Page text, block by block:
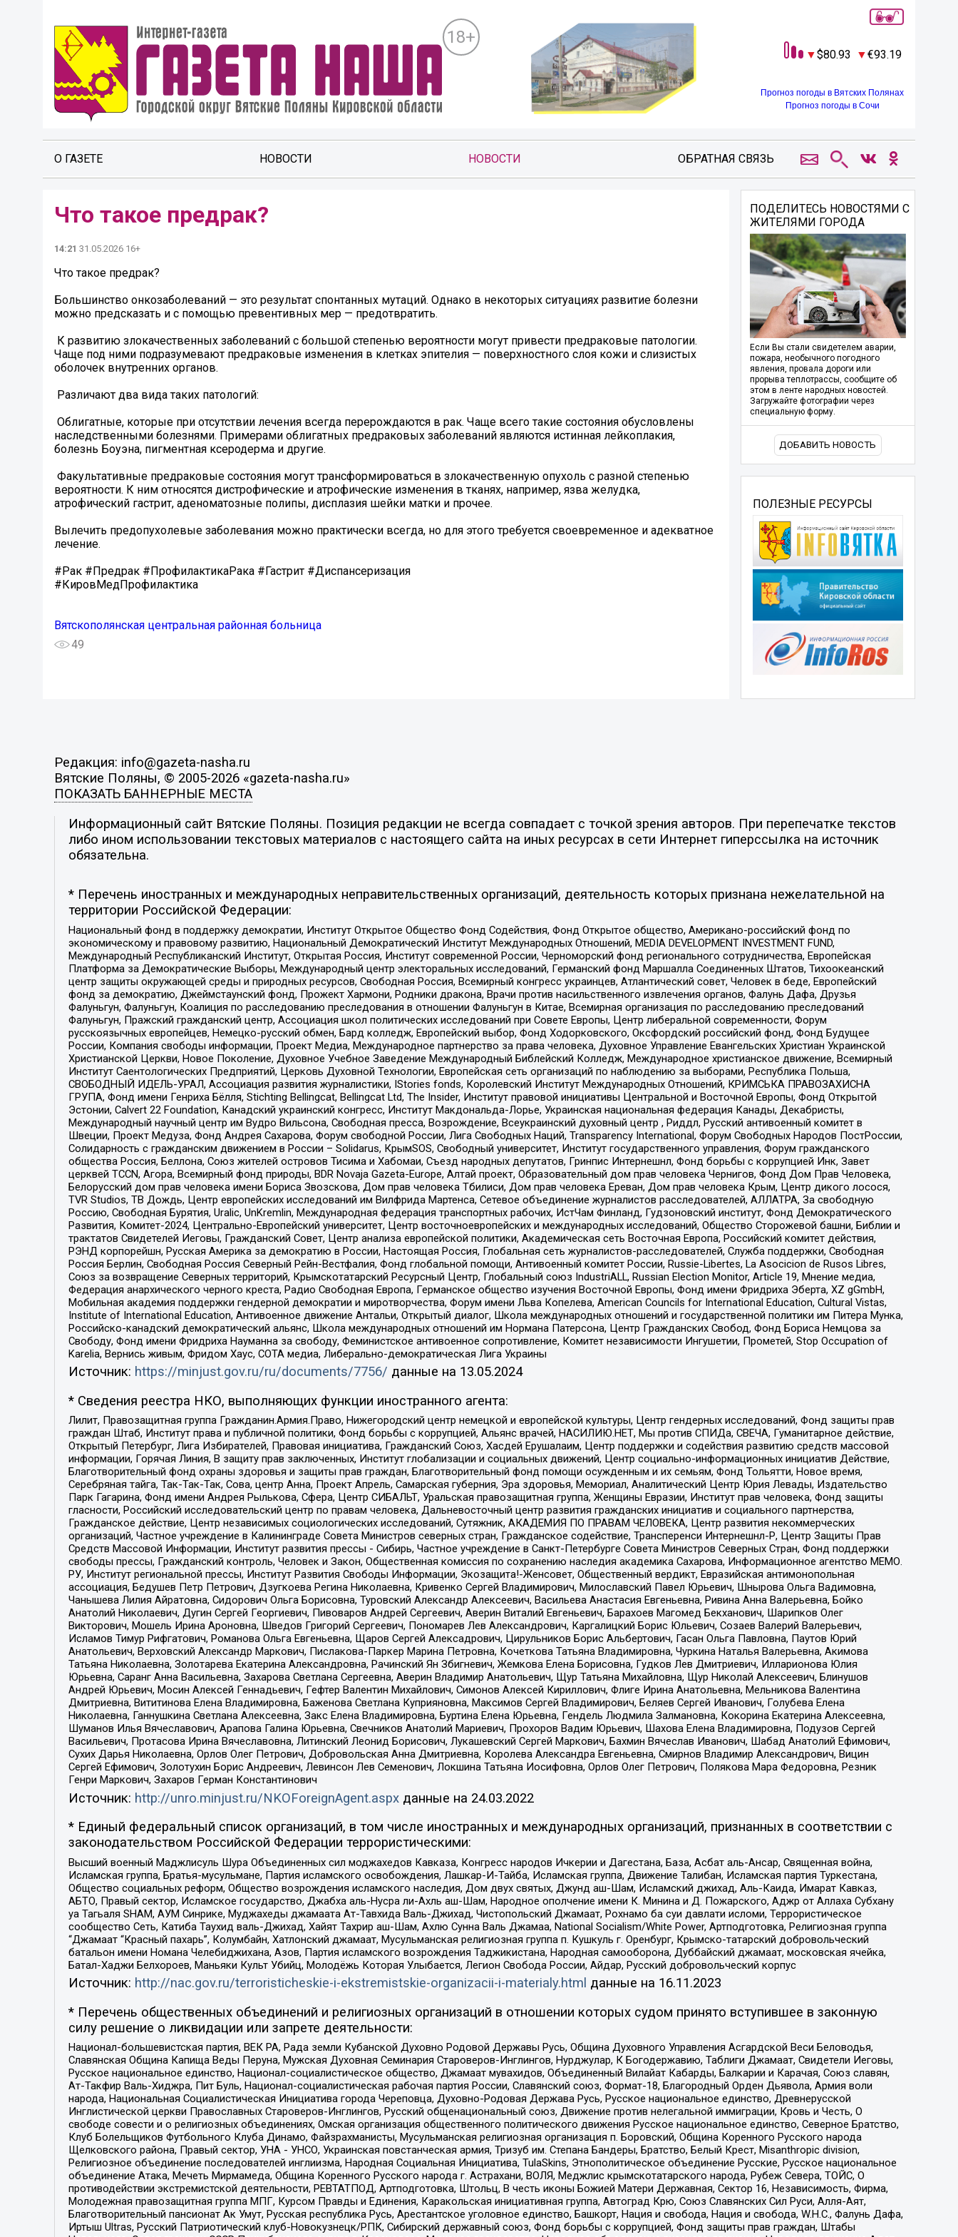
18+
80.93 93.19
Прогноз погоды в Вятских Полянах
Прогноз погоды в Сочи
О ГАЗЕТЕ НОВОСТИ НОВОСТИ ОБРАТНАЯ СВЯЗЬ
Что такое предрак?
14:21 31.05.2026 16+
Что такое предрак?
Большинство онкозаболеваний — это результат спонтанных мутаций. Однако в некоторых ситуациях развитие болезни
можно предсказать и с помощью превентивных мер — предотвратить.
️ К развитию злокачественных заболеваний с большой степенью вероятности могут привести предраковые патологии.
Чаще под ними подразумевают предраковые изменения в клетках эпителия — поверхностного слоя кожи и слизистых
оболочек внутренних органов.
️ Различают два вида таких патологий:
️ Облигатные, которые при отсутствии лечения всегда перерождаются в рак. Чаще всего такие состояния обусловлены
наследственными болезнями. Примерами облигатных предраковых заболеваний являются истинная лейкоплакия,
болезнь Боуэна, пигментная ксеродерма и другие.
️ Факультативные предраковые состояния могут трансформироваться в злокачественную опухоль с разной степенью
вероятности. К ним относятся дистрофические и атрофические изменения в тканях, например, язва желудка,
атрофический гастрит, аденоматозные полипы, дисплазия шейки матки и прочее.
Вылечить предопухолевые заболевания можно практически всегда, но для этого требуется своевременное и адекватное
лечение.
#Рак #Предрак #ПрофилактикаРака #Гастрит #Диспансеризация
#КировМедПрофилактика
Вятскополянская центральная районная больница
49
ПОДЕЛИТЕСЬ НОВОСТЯМИ С
ЖИТЕЛЯМИ ГОРОДА
Если Вы стали свидетелем аварии,
пожара, необычного погодного
явления, провала дороги или
прорыва теплотрассы, сообщите об
этом в ленте народных новостей.
Загружайте фотографии через
специальную форму.
ДОБАВИТЬ НОВОСТЬ
ПОЛЕЗНЫЕ РЕСУРСЫ
Редакция: info@gazeta-nasha.ru
Вятские Поляны, © 2005-2026 «gazeta-nasha.ru»
ПОКАЗАТЬ БАННЕРНЫЕ МЕСТА
Информационный сайт Вятские Поляны. Позиция редакции не всегда совпадает с точкой зрения авторов. При перепечатке текстов
либо ином использовании текстовых материалов с настоящего сайта на иных ресурсах в сети Интернет гиперссылка на источник
обязательна.
* Перечень иностранных и международных неправительственных организаций, деятельность которых признана нежелательной на
территории Российской Федерации:
Национальный фонд в поддержку демократии, Институт Открытое Общество Фонд Содействия, Фонд Открытое общество, Американо-российский фонд по
экономическому и правовому развитию, Национальный Демократический Институт Международных Отношений, MEDIA DEVELOPMENT INVESTMENT FUND,
Международный Республиканский Институт, Открытая Россия, Институт современной России, Черноморский фонд регионального сотрудничества, Европейская
Платформа за Демократические Выборы, Международный центр электоральных исследований, Германский фонд Маршалла Соединенных Штатов, Тихоокеанский
центр защиты окружающей среды и природных ресурсов, Свободная Россия, Всемирный конгресс украинцев, Атлантический совет, Человек в беде, Европейский
фонд за демократию, Джеймстаунский фонд, Прожект Хармони, Родники дракона, Врачи против насильственного извлечения органов, Фалунь Дафа, Друзья
Фалуньгун, Фалуньгун, Коалиция по расследованию преследования в отношении Фалуньгун в Китае, Всемирная организация по расследованию преследований
Фалуньгун, Пражский гражданский центр, Ассоциация школ политических исследований при Совете Европы, Центр либеральной современности, Форум
русскоязычных европейцев, Немецко-русский обмен, Бард колледж, Европейский выбор, Фонд Ходорковского, Оксфордский российский фонд, Фонд Будущее
России, Компания свободы информации, Проект Медиа, Международное партнерство за права человека, Духовное Управление Евангельских Христиан Украинской
Христианской Церкви, Новое Поколение, Духовное Учебное Заведение Международный Библейский Колледж, Международное христианское движение, Всемирный
Институт Саентологических Предприятий, Церковь Духовной Технологии, Европейская сеть организаций по наблюдению за выборами, Республика Польша,
СВОБОДНЫЙ ИДЕЛЬ-УРАЛ, Ассоциация развития журналистики, IStories fonds, Королевский Институт Международных Отношений, КРИМСЬКА ПРАВОЗАХИСНА
ГРУПА, Фонд имени Генриха Бёлля, Stichting Bellingcat, Bellingcat Ltd, The Insider, Институт правовой инициативы Центральной и Восточной Европы, Фонд Открытой
Эстонии, Calvert 22 Foundation, Канадский украинский конгресс, Институт Макдональда-Лорье, Украинская национальная федерация Канады, Декабристы,
Международный научный центр им Вудро Вильсона, Свободная пресса, Возрождение, Всеукраинский духовный центр , Риддл, Русский антивоенный комитет в
Швеции, Проект Медуза, Фонд Андрея Сахарова, Форум свободной России, Лига Свободных Наций, Transparеncy International, Форум Свободных Народов ПостРоссии,
Солидарность с гражданским движением в России – Solidarus, КрымSOS, Свободный университет, Институт государственного управления, Форум гражданского
общества Россия, Беллона, Союз жителей островов Тисима и Хабомаи, Съезд народных депутатов, Гринпис Интернешнл, Фонд борьбы с коррупцией Инк, Завет
церквей TCCN, Агора, Всемирный фонд природы, BDR Novaja Gazeta-Europe, Алтай проект, Образовательный дом прав человека Чернигов, Фонд Дом Прав Человека,
Белорусский дом прав человека имени Бориса Звозскова, Дом прав человека Тбилиси, Дом прав человека Ереван, Дом прав человека Крым, Центр дикого лосося,
TVR Studios, ТВ Дождь, Центр европейских исследований им Вилфрида Мартенса, Сетевое объединение журналистов расследователей, АЛЛАТРА, За свободную
Россию, Свободная Бурятия, Uralic, UnKremlin, Международная федерация транспортных рабочих, ИстЧам Финланд, Гудзоновский институт, Фонд Демократического
Развития, Комитет-2024, Центрально-Европейский университет, Центр восточноевропейских и международных исследований, Общество Сторожевой башни, Библии и
трактатов Свидетелей Иеговы, Гражданский Совет, Центр анализа европейской политики, Академическая сеть Восточная Европа, Российский комитет действия,
РЭНД корпорейшн, Русская Америка за демократию в России, Настоящая Россия, Глобальная сеть журналистов-расследователей, Служба поддержки, Свободная
Россия Берлин, Свободная Россия Северный Рейн-Вестфалия, Фонд глобальной помощи, Антивоенный комитет России, Russie-Libertes, La Asocicion de Rusos Libres,
Союз за возвращение Северных территорий, Крымскотатарский Ресурсный Центр, Глобальный союз IndustriALL, Russian Election Monitor, Article 19, Мнение медиа,
Федерация анархического черного креста, Радио Свободная Европа, Германское общество изучения Восточной Европы, Фонд имени Фридриха Эберта, XZ gGmbH,
Мобильная академия поддержки гендерной демократии и миротворчества, Форум имени Льва Копелева, American Councils for International Education, Cultural Vistas,
Institute of International Education, Антивоенное движение Антальи, Открытый диалог, Школа международных отношений и государственной политики им Питера Мунка,
Российско-канадский демократический альянс, Школа международных отношений им Нормана Патерсона, Центр Гражданских Свобод, Фонд Бориса Немцова за
Свободу, Фонд имени Фридриха Науманна за свободу, Феминистское антивоенное сопротивление, Комитет независимости Ингушетии, Прометей, Stop Occupation of
Karelia, Вернись живым, Фридом Хаус, СОТА медиа, Либерально-демократическая Лига Украины
Источник: https://minjust.gov.ru/ru/documents/7756/ данные на 13.05.2024
* Сведения реестра НКО, выполняющих функции иностранного агента:
Лилит, Правозащитная группа Гражданин.Армия.Право, Нижегородский центр немецкой и европейской культуры, Центр гендерных исследований, Фонд защиты прав
граждан Штаб, Институт права и публичной политики, Фонд борьбы с коррупцией, Альянс врачей, НАСИЛИЮ.НЕТ, Мы против СПИДа, СВЕЧА, Гуманитарное действие,
Открытый Петербург, Лига Избирателей, Правовая инициатива, Гражданский Союз, Хасдей Ерушалаим, Центр поддержки и содействия развитию средств массовой
информации, Горячая Линия, В защиту прав заключенных, Институт глобализации и социальных движений, Центр социально-информационных инициатив Действие,
Благотворительный фонд охраны здоровья и защиты прав граждан, Благотворительный фонд помощи осужденным и их семьям, Фонд Тольятти, Новое время,
Серебряная тайга, Так-Так-Так, Сова, центр Анна, Проект Апрель, Самарская губерния, Эра здоровья, Мемориал, Аналитический Центр Юрия Левады, Издательство
Парк Гагарина, Фонд имени Андрея Рылькова, Сфера, Центр СИБАЛЬТ, Уральская правозащитная группа, Женщины Евразии, Институт прав человека, Фонд защиты
гласности, Российский исследовательский центр по правам человека, Дальневосточный центр развития гражданских инициатив и социального партнерства,
Гражданское действие, Центр независимых социологических исследований, Сутяжник, АКАДЕМИЯ ПО ПРАВАМ ЧЕЛОВЕКА, Центр развития некоммерческих
организаций, Частное учреждение в Калининграде Совета Министров северных стран, Гражданское содействие, Трансперенси Интернешнл-Р, Центр Защиты Прав
Средств Массовой Информации, Институт развития прессы - Сибирь, Частное учреждение в Санкт-Петербурге Совета Министров Северных Стран, Фонд поддержки
свободы прессы, Гражданский контроль, Человек и Закон, Общественная комиссия по сохранению наследия академика Сахарова, Информационное агентство МЕМО.
РУ, Институт региональной прессы, Институт Развития Свободы Информации, Экозащита!-Женсовет, Общественный вердикт, Евразийская антимонопольная
ассоциация, Бедушев Петр Петрович, Дзугкоева Регина Николаевна, Кривенко Сергей Владимирович, Милославский Павел Юрьевич, Шнырова Ольга Вадимовна,
Чанышева Лилия Айратовна, Сидорович Ольга Борисовна, Туровский Александр Алексеевич, Васильева Анастасия Евгеньевна, Ривина Анна Валерьевна, Бойко
Анатолий Николаевич, Дугин Сергей Георгиевич, Пивоваров Андрей Сергеевич, Аверин Виталий Евгеньевич, Барахоев Магомед Бекханович, Шарипков Олег
Викторович, Мошель Ирина Ароновна, Шведов Григорий Сергеевич, Пономарев Лев Александрович, Каргалицкий Борис Юльевич, Созаев Валерий Валерьевич,
Исламов Тимур Рифгатович, Романова Ольга Евгеньевна, Щаров Сергей Алексадрович, Цирульников Борис Альбертович, Гасан Ольга Павловна, Паутов Юрий
Анатольевич, Верховский Александр Маркович, Пислакова-Паркер Марина Петровна, Кочеткова Татьяна Владимировна, Чуркина Наталья Валерьевна, Акимова
Татьяна Николаевна, Золотарева Екатерина Александровна, Рачинский Ян Збигневич, Жемкова Елена Борисовна, Гудков Лев Дмитриевич, Илларионова Юлия
Юрьевна, Саранг Анна Васильевна, Захарова Светлана Сергеевна, Аверин Владимир Анатольевич, Щур Татьяна Михайловна, Щур Николай Алексеевич, Блинушов
Андрей Юрьевич, Мосин Алексей Геннадьевич, Гефтер Валентин Михайлович, Симонов Алексей Кириллович, Флиге Ирина Анатольевна, Мельникова Валентина
Дмитриевна, Вититинова Елена Владимировна, Баженова Светлана Куприяновна, Максимов Сергей Владимирович, Беляев Сергей Иванович, Голубева Елена
Николаевна, Ганнушкина Светлана Алексеевна, Закс Елена Владимировна, Буртина Елена Юрьевна, Гендель Людмила Залмановна, Кокорина Екатерина Алексеевна,
Шуманов Илья Вячеславович, Арапова Галина Юрьевна, Свечников Анатолий Мариевич, Прохоров Вадим Юрьевич, Шахова Елена Владимировна, Подузов Сергей
Васильевич, Протасова Ирина Вячеславовна, Литинский Леонид Борисович, Лукашевский Сергей Маркович, Бахмин Вячеслав Иванович, Шабад Анатолий Ефимович,
Сухих Дарья Николаевна, Орлов Олег Петрович, Добровольская Анна Дмитриевна, Королева Александра Евгеньевна, Смирнов Владимир Александрович, Вицин
Сергей Ефимович, Золотухин Борис Андреевич, Левинсон Лев Семенович, Локшина Татьяна Иосифовна, Орлов Олег Петрович, Полякова Мара Федоровна, Резник
Генри Маркович, Захаров Герман Константинович
Источник: http://unro.minjust.ru/NKOForeignAgent.aspxданные на 24.03.2022
* Единый федеральный список организаций, в том числе иностранных и международных организаций, признанных в соответствии с
законодательством Российской Федерации террористическими:
Высший военный Маджлисуль Шура Объединенных сил моджахедов Кавказа, Конгресс народов Ичкерии и Дагестана, База, Асбат аль-Ансар, Священная война,
Исламская группа, Братья-мусульмане, Партия исламского освобождения, Лашкар-И-Тайба, Исламская группа, Движение Талибан, Исламская партия Туркестана,
Общество социальных реформ, Общество возрождения исламского наследия, Дом двух святых, Джунд аш-Шам, Исламский джихад, Аль-Каида, Имарат Кавказ,
АБТО, Правый сектор, Исламское государство, Джабха аль-Нусра ли-Ахль аш-Шам, Народное ополчение имени К. Минина и Д. Пожарского, Аджр от Аллаха Субхану
уа Тагьаля SHAM, АУМ Синрике, Муджахеды джамаата Ат-Тавхида Валь-Джихад, Чистопольский Джамаат, Рохнамо ба суи давлати исломи, Террористическое
сообщество Сеть, Катиба Таухид валь-Джихад, Хайят Тахрир аш-Шам, Ахлю Сунна Валь Джамаа, National Socialism/White Power, Артподготовка, Религиозная группа
“Джамаат “Красный пахарь”, Колумбайн, Хатлонский джамаат, Мусульманская религиозная группа п. Кушкуль г. Оренбург, Крымско-татарский добровольческий
батальон имени Номана Челебиджихана, Азов, Партия исламского возрождения Таджикистана, Народная самооборона, Дуббайский джамаат, московская ячейка,
Батал-Хаджи Белхороев, Маньяки Культ Убийц, Молодёжь Которая Улыбается, Легион Свобода России, Айдар, Русский добровольческий корпус
Источник: http://nac.gov.ru/terroristicheskie-i-ekstremistskie-organizacii-i-materialy.html данные на 16.11.2023
* Перечень общественных объединений и религиозных организаций в отношении которых судом принято вступившее в законную
силу решение о ликвидации или запрете деятельности:
Национал-большевистская партия, ВЕК РА, Рада земли Кубанской Духовно Родовой Державы Русь, Община Духовного Управления Асгардской Веси Беловодья,
Славянская Община Капища Веды Перуна, Мужская Духовная Семинария Староверов-Инглингов, Нурджулар, К Богодержавию, Таблиги Джамаат, Свидетели Иеговы,
Русское национальное единство, Национал-социалистическое общество, Джамаат мувахидов, Объединенный Вилайат Кабарды, Балкарии и Карачая, Союз славян,
Ат-Такфир Валь-Хиджра, Пит Буль, Национал-социалистическая рабочая партия России, Славянский союз, Формат-18, Благородный Орден Дьявола, Армия воли
народа, Национальная Социалистическая Инициатива города Череповца, Духовно-Родовая Держава Русь, Русское национальное единство, Древнерусской
Инглистической церкви Православных Староверов-Инглингов, Русский общенациональный союз, Движение против нелегальной иммиграции, Кровь и Честь, О
свободе совести и о религиозных объединениях, Омская организация общественного политического движения Русское национальное единство, Северное Братство,
Клуб Болельщиков Футбольного Клуба Динамо, Файзрахманисты, Мусульманская религиозная организация п. Боровский, Община Коренного Русского народа
Щелковского района, Правый сектор, УНА - УНСО, Украинская повстанческая армия, Тризуб им. Степана Бандеры, Братство, Белый Крест, Misanthropic division,
Религиозное объединение последователей инглиизма, Народная Социальная Инициатива, TulaSkins, Этнополитическое объединение Русские, Русское национальное
объединение Атака, Мечеть Мирмамеда, Община Коренного Русского народа г. Астрахани, ВОЛЯ, Меджлис крымскотатарского народа, Рубеж Севера, ТОЙС, О
противодействии экстремистской деятельности, РЕВТАТПОД, Артподготовка, Штольц, В честь иконы Божией Матери Державная, Сектор 16, Независимость, Фирма,
Молодежная правозащитная группа МПГ, Курсом Правды и Единения, Каракольская инициативная группа, Автоград Крю, Союз Славянских Сил Руси, Алля-Аят,
Благотворительный пансионат Ак Умут, Русская республика Русь, Арестантское уголовное единство, Башкорт, Нация и свобода, Нация и свобода, W.H.С., Фалунь Дафа,
Иртыш Ultras, Русский Патриотический клуб-Новокузнецк/РПК, Сибирский державный союз, Фонд борьбы с коррупцией, Фонд защиты прав граждан, Штабы